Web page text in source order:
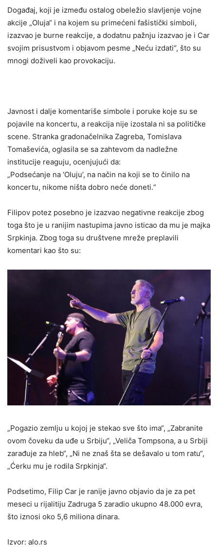
Događaj, koji je između ostalog obeležio slavljenje vojne
akcije „Oluja“ i na kojem su primećeni fašistički simboli,
izazvao je burne reakcije, a dodatnu pažnju izazvao je i Car
svojim prisustvom i objavom pesme „Neću izdati“, što su
mnogi doživeli kao provokaciju.
Javnost i dalje komentariše simbole i poruke koje su se
pojavile na koncertu, a reakcija nije izostala ni sa političke
scene. Stranka gradonačelnika Zagreba, Tomislava
Tomaševića, oglasila se sa zahtevom da nadležne
institucije reaguju, ocenjujući da:
„Podsećanje na ‘Oluju’, na način na koji se to činilo na
koncertu, nikome ništa dobro neće doneti.“
Filipov potez posebno je izazvao negativne reakcije zbog
toga što je u ranijim nastupima javno isticao da mu je majka
Srpkinja. Zbog toga su društvene mreže preplavili
komentari kao što su:
„Pogazio zemlju u kojoj je stekao sve što ima“, „Zabranite
ovom čoveku da uđe u Srbiju“, „Veliča Tompsona, a u Srbiji
zarađuje za hleb“, „Ni ne znaš šta se dešavalo u tom ratu“,
„Ćerku mu je rodila Srpkinja“.
Podsetimo, Filip Car je ranije javno objavio da je za pet
meseci u rijalitiju Zadruga 5 zaradio ukupno 48.000 evra,
što iznosi oko 5,6 miliona dinara.
Izvor: alo.rs